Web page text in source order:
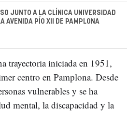
JUNTO A LA CLÍNICA UNIVERSIDAD
AVENIDA PÍO XII DE PAMPLONA
trayectoria iniciada en 1951,
centro en Pamplona. Desde
vulnerables y se ha
mental, la discapacidad y la